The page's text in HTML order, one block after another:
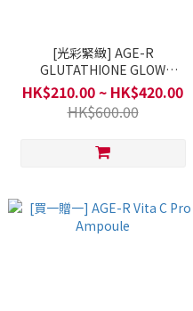
[光彩緊緻] AGE-R
GLUTATHIONE GLOW
CAPSULE CREAM
HK$210.00 ~ HK$420.00
HK$600.00